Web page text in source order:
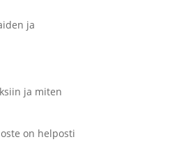
ja
ja miten
on helposti